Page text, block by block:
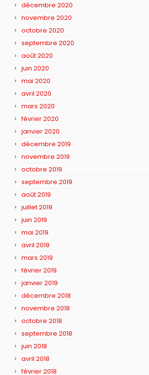
décembre 2020
novembre 2020
octobre 2020
septembre 2020
août 2020
juin 2020
mai 2020
avril 2020
mars 2020
février 2020
janvier 2020
décembre 2019
novembre 2019
octobre 2019
septembre 2019
août 2019
juillet 2019
juin 2019
mai 2019
avril 2019
mars 2019
février 2019
janvier 2019
décembre 2018
novembre 2018
octobre 2018
septembre 2018
juin 2018
avril 2018
février 2018